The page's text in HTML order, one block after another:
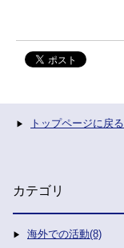
トップページに戻る
カテゴリ
海外での活動(8)